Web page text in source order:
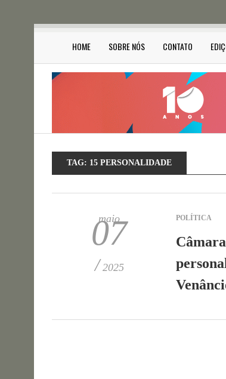
HOME SOBRE NÓS CONTATO
TAG: 15 PERSONALIDADE
maio
07
/ 2025
POLÍTICA